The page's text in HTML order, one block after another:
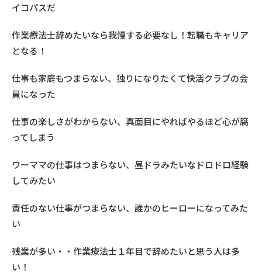
イコパスだ
作業療法士辞めたいなら我慢する必要なし！転職もキャリア
となる！
仕事も家庭もつまらない、独りになりたくて快活クラブの会
員になった
仕事の楽しさがわからない、真面目にやればやるほど心が腐
ってしまう
ワーママの仕事はつまらない、昼ドラみたいなドロドロ経験
してみたい
責任のない仕事がつまらない、誰かのヒーローになってみた
い
残業が多い・・作業療法士１年目で辞めたいと思う人は多
い！